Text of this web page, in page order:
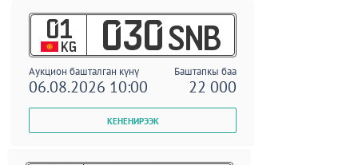
01
KG 030 SNB
Аукцион башталган күнү Баштапкы баа
06.08.2026 10:00 22 000